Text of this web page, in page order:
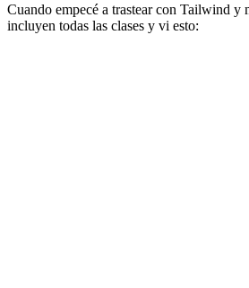
Cuando empecé a trastear con Tailwind y
incluyen todas las clases y vi esto: